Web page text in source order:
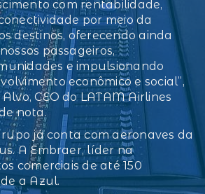
com rentabilidade,
por meio da
destinos, oferecendo ainda
passageiros,
e impulsionando
econômico e social”,
CEO do LATAM Airlines
nota.
já conta com aeronaves da
A Embraer, líder na
comerciais de até 150
a Azul.